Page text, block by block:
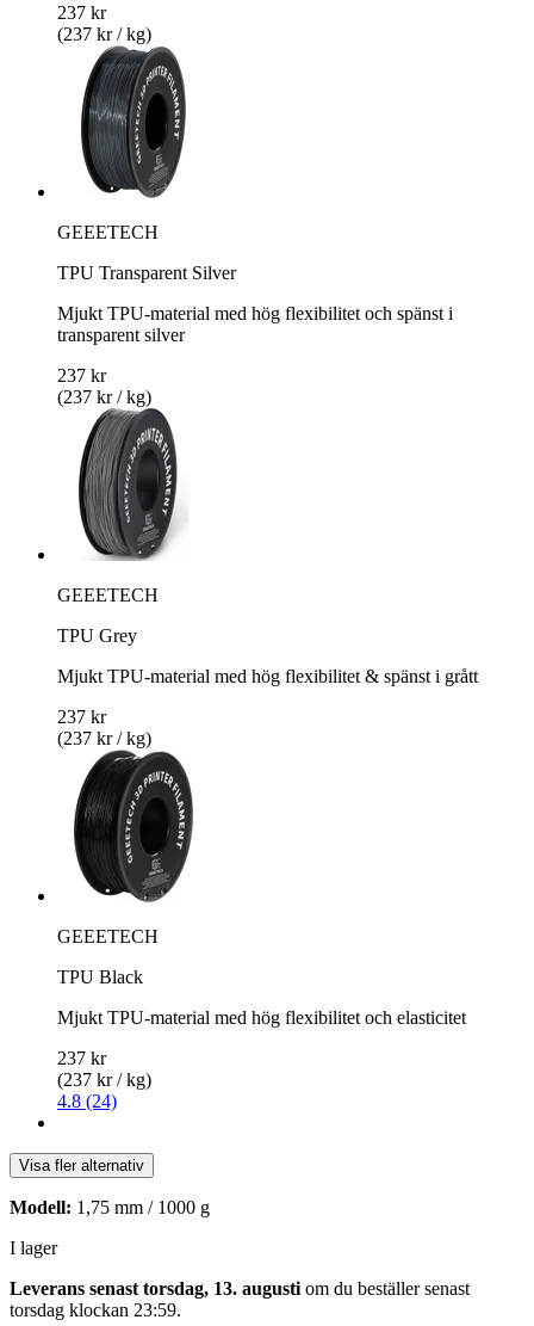
237 kr
(237 kr / kg)
GEEETECH
TPU Transparent Silver
Mjukt TPU-material med hög flexibilitet och spänst i
transparent silver
237 kr
(237 kr / kg)
GEEETECH
TPU Grey
Mjukt TPU-material med hög flexibilitet & spänst i grått
237 kr
(237 kr / kg)
GEEETECH
TPU Black
Mjukt TPU-material med hög flexibilitet och elasticitet
237 kr
(237 kr / kg)
4.8 (24)
Visa fler alternativ
Modell: 1,75 mm / 1000 g
I lager
Leverans senast torsdag, 13. augusti om du beställer senast
torsdag klockan 23:59.